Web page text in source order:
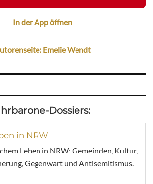
In der App öffnen
Emelie Wendt
Dossiers:
in NRW
Leben in NRW: Gemeinden, Kultur,
Gegenwart und Antisemitismus.